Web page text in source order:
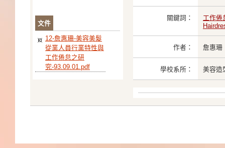
文件
12-詹惠珊-美容美髮
從業人員行業特性與
工作倦怠之研
究-93.09.01.pdf
關鍵詞：
工作倦
作者： 詹惠珊
學校系所： 美容造